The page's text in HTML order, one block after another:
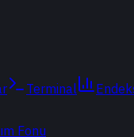
Terminal
Fonu